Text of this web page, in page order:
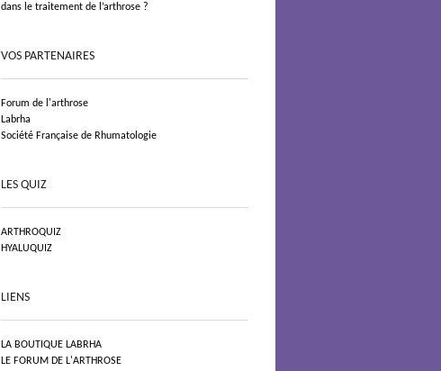
dans le traitement de l’arthrose ?
VOS PARTENAIRES
Forum de l'arthrose
Labrha
Société Française de Rhumatologie
LES QUIZ
ARTHROQUIZ
HYALUQUIZ
LIENS
LA BOUTIQUE LABRHA
LE FORUM DE L'ARTHROSE